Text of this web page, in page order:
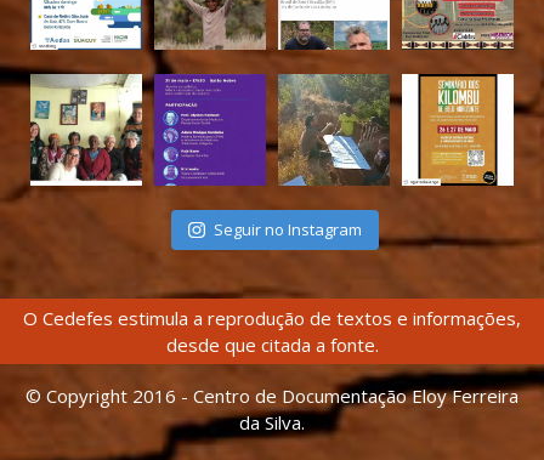
Seguir no Instagram
O Cedefes estimula a reprodução de textos e informações,
desde que citada a fonte.
© Copyright 2016 - Centro de Documentação Eloy Ferreira
da Silva.